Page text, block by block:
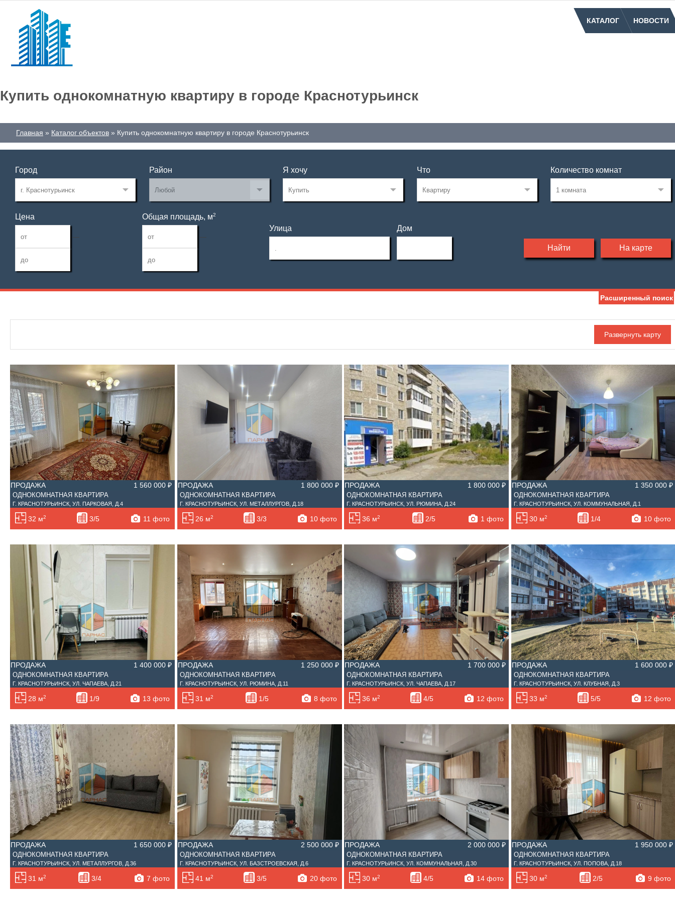
КАТАЛОГ НОВОСТИ
Купить однокомнатную квартиру в городе Краснотурьинск
Главная Каталог объектов Купить однокомнатную квартиру в городе Краснотурьинск
Город Район Я хочу Что Количество комнат
Цена
—
Общая площадь, м2
—
Улица Дом
Найти На карте
—
Лоджий
—
Не первый
Не последний
Тип дома
Обмен
Расширенный поиск
ПРОДАЖА 1 560 000 ₽
ОДНОКОМНАТНАЯ КВАРТИРА
Г. КРАСНОТУРЬИНСК, УЛ. ПАРКОВАЯ, Д.4
32 м2 3/5 11 фото
ПРОДАЖА 1 800 000 ₽
ОДНОКОМНАТНАЯ КВАРТИРА
Г. КРАСНОТУРЬИНСК, УЛ. МЕТАЛЛУРГОВ, Д.18
26 м2 3/3 10 фото
ПРОДАЖА 1 800 000 ₽
ОДНОКОМНАТНАЯ КВАРТИРА
Г. КРАСНОТУРЬИНСК, УЛ. РЮМИНА, Д.24
36 м2 2/5 1 фото
ПРОДАЖА 1 350 000 ₽
ОДНОКОМНАТНАЯ КВАРТИРА
Г. КРАСНОТУРЬИНСК, УЛ. КОММУНАЛЬНАЯ, Д.1
30 м2 1/4 10 фото
ПРОДАЖА 1 400 000 ₽
ОДНОКОМНАТНАЯ КВАРТИРА
Г. КРАСНОТУРЬИНСК, УЛ. ЧАПАЕВА, Д.21
28 м2 1/9 13 фото
ПРОДАЖА 1 250 000 ₽
ОДНОКОМНАТНАЯ КВАРТИРА
Г. КРАСНОТУРЬИНСК, УЛ. РЮМИНА, Д.11
31 м2 1/5 8 фото
ПРОДАЖА 1 700 000 ₽
ОДНОКОМНАТНАЯ КВАРТИРА
Г. КРАСНОТУРЬИНСК, УЛ. ЧАПАЕВА, Д.17
36 м2 4/5 12 фото
ПРОДАЖА 1 600 000 ₽
ОДНОКОМНАТНАЯ КВАРТИРА
Г. КРАСНОТУРЬИНСК, УЛ. КЛУБНАЯ, Д.3
33 м2 5/5 12 фото
ПРОДАЖА 1 650 000 ₽
ОДНОКОМНАТНАЯ КВАРТИРА
Г. КРАСНОТУРЬИНСК, УЛ. МЕТАЛЛУРГОВ, Д.36
31 м2 3/4 7 фото
ПРОДАЖА 2 500 000 ₽
ОДНОКОМНАТНАЯ КВАРТИРА
Г. КРАСНОТУРЬИНСК, УЛ. БАЗСТРОЕВСКАЯ, Д.6
41 м2 3/5 20 фото
ПРОДАЖА 2 000 000 ₽
ОДНОКОМНАТНАЯ КВАРТИРА
Г. КРАСНОТУРЬИНСК, УЛ. КОММУНАЛЬНАЯ, Д.30
30 м2 4/5 14 фото
ПРОДАЖА 1 950 000 ₽
ОДНОКОМНАТНАЯ КВАРТИРА
Г. КРАСНОТУРЬИНСК, УЛ. ПОПОВА, Д.18
30 м2 2/5 9 фото